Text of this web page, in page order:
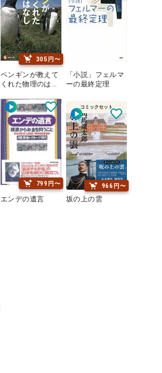
305円〜
ペンギンが教えて
くれた物理のはな
「小説」フェルマ
ーの最終定理
799円〜
エンデの遺言
コミックセット
966円〜
坂の上の雲